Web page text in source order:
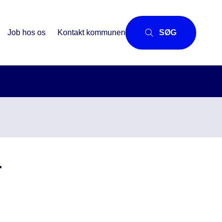
Job hos os Kontakt kommunen SØG